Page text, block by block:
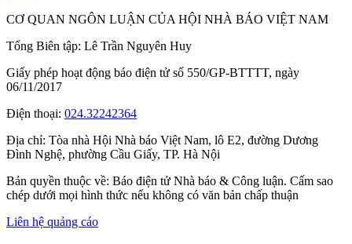
CƠ QUAN NGÔN LUẬN CỦA HỘI NHÀ BÁO VIỆT NAM
Tổng Biên tập: Lê Trần Nguyên Huy
Giấy phép hoạt động báo điện tử số 550/GP-BTTTT, ngày
06/11/2017
Điện thoại: 024.32242364
Địa chỉ: Tòa nhà Hội Nhà báo Việt Nam, lô E2, đường Dương
Đình Nghệ, phường Cầu Giấy, TP. Hà Nội
Bản quyền thuộc về: Báo điện tử Nhà báo & Công luận. Cấm sao
chép dưới mọi hình thức nếu không có văn bản chấp thuận
Liên hệ quảng cáo